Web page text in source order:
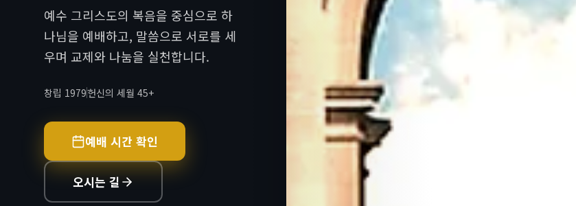
예수 그리스도의 복음을 중심으로 하
나님을 예배하고, 말씀으로 서로를 세
우며 교제와 나눔을 실천합니다.
창립 1979헌신의 세월 45+
예배 시간 확인
오시는 길